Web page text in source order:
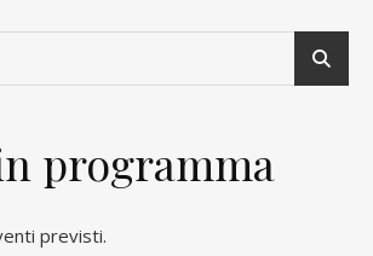
programma
previsti.